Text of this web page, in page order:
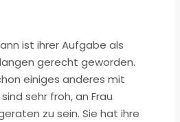
ist ihrer Aufgabe als
gerecht geworden.
einiges anderes mit
sehr froh, an Frau
zu sein. Sie hat ihre